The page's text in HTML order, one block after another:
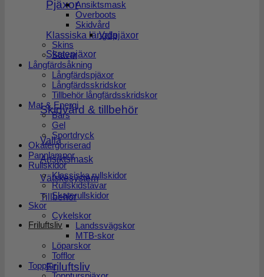
Pjäxor
Klassiska längdpjäxor
Skatepjäxor
Skidvård & tillbehör
Valla
Ansiktsmask
Vätskesystem
Tillbehör
Friluftsliv
Friluftsliv
Ansiktsmask
Overboots
Skidvård
Valla
Skins
Stavar
Långfärdsåkning
Långfärdspjäxor
Långfärdsskridskor
Tillbehör långfärdsskridskor
Mat & Energi
Bars
Gel
Sportdryck
Okatergoriserad
Pannlampor
Rullskidor
Klassiska rullskidor
Rullskidstavar
Skaterullskidor
Skor
Cykelskor
Landssvägskor
MTB-skor
Löparskor
Tofflor
Topptur